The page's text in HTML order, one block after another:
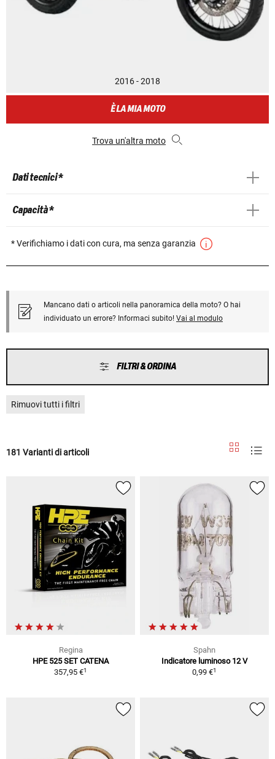
2016 - 2018
È LA MIA MOTO
Trova un'altra moto
Dati tecnici *
Capacità *
* Verifichiamo i dati con cura, ma senza garanzia
Mancano dati o articoli nella panoramica della moto? O hai
individuato un errore? Informaci subito! Vai al modulo
FILTRI & ORDINA
Rimuovi tutti i filtri
181 Varianti di articoli
Regina
HPE 525 SET CATENA
357,95 €1
Spahn
Indicatore luminoso 12 V
0,99 €1